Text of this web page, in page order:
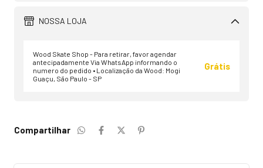
NOSSA LOJA
Wood Skate Shop - Para retirar, favor agendar
antecipadamente Via WhatsApp informando o
numero do pedido • Localização da Wood: Mogi
Guaçu, São Paulo - SP
Grátis
Compartilhar